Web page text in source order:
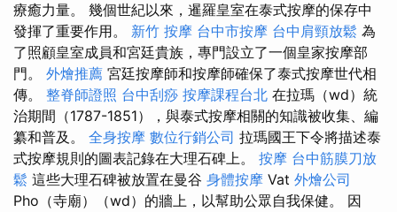
療癒力量。 幾個世紀以來，暹羅皇室在泰式按摩的保存中
發揮了重要作用。 新竹 按摩 台中市按摩 台中肩頸放鬆 為
了照顧皇室成員和宮廷貴族，專門設立了一個皇家按摩部
門。 外燴推薦 宮廷按摩師和按摩師確保了泰式按摩世代相
傳。 整脊師證照 台中刮痧 按摩課程台北 在拉瑪（wd）統
治期間（1787-1851），與泰式按摩相關的知識被收集、編
纂和普及。 全身按摩 數位行銷公司 拉瑪國王下令將描述泰
式按摩規則的圖表記錄在大理石碑上。 按摩 台中筋膜刀放
鬆 這些大理石碑被放置在曼谷 身體按摩 Vat 外燴公司
Pho（寺廟）（wd）的牆上，以幫助公眾自我保健。 因